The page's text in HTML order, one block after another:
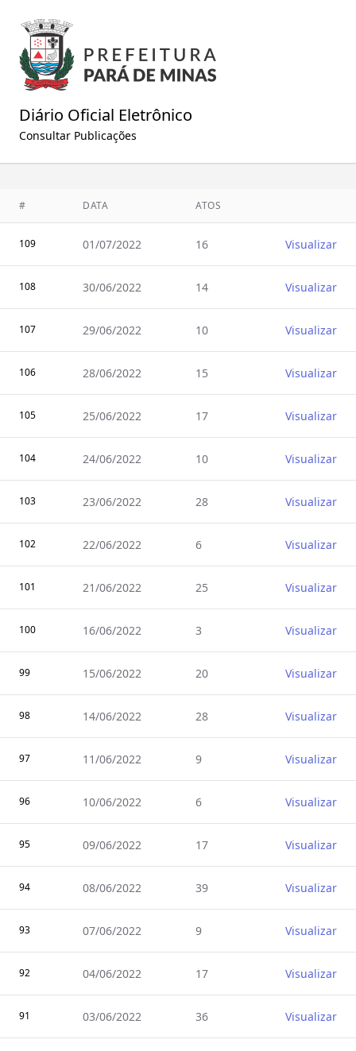
Diário Oficial Eletrônico
Consultar Publicações
# DATA ATOS
109 01/07/2022 16 Visualizar
108 30/06/2022 14 Visualizar
107 29/06/2022 10 Visualizar
106 28/06/2022 15 Visualizar
105 25/06/2022 17 Visualizar
104 24/06/2022 10 Visualizar
103 23/06/2022 28 Visualizar
102 22/06/2022 6 Visualizar
101 21/06/2022 25 Visualizar
100 16/06/2022 3 Visualizar
99 15/06/2022 20 Visualizar
98 14/06/2022 28 Visualizar
97 11/06/2022 9 Visualizar
96 10/06/2022 6 Visualizar
95 09/06/2022 17 Visualizar
94 08/06/2022 39 Visualizar
93 07/06/2022 9 Visualizar
92 04/06/2022 17 Visualizar
91 03/06/2022 36 Visualizar